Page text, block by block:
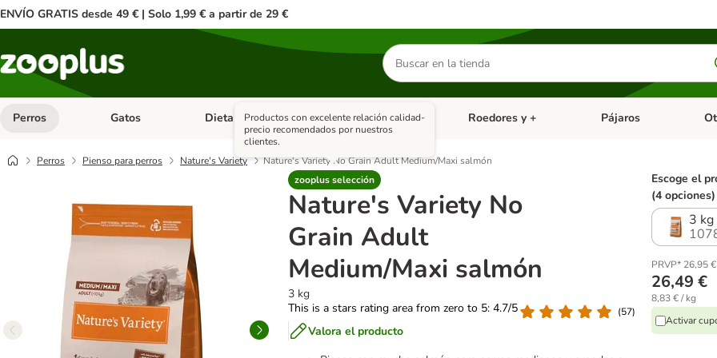
ENVÍO GRATIS desde 49 € | Solo 1,99 € a partir de 29 €
Buscar
productos
Perros Menú de categoria abierto: Perros
Gatos Menú de categoria abierto: Gatos
Dieta Vet. Menú de categoria abierto: Dieta Vet.
Antiparasitarios Menú de categoria abierto: Antiparasitarios
Roedores y + Menú de categoria
Pájaros
Perros Pienso para perros Nature's Variety
Nature's Variety No Grain Adult Medium/Maxi salmón
zooplus selección
Productos con excelente relación calidad-
precio recomendados por nuestros
clientes.
Nature's Variety No
Grain Adult
Medium/Maxi salmón
3 kg
This is a stars rating area from zero to 5: 4.7/5
(57)
Valora el producto
Escoge el
(4 opciones)
3 kg
PRVP* 26,95 €
26,49 €
8,83 € / kg
Activar